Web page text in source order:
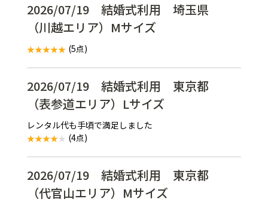
2026/07/19 結婚式利用 埼玉県
（川越エリア）Mサイズ
(5点)
2026/07/19 結婚式利用 東京都
（表参道エリア）Lサイズ
レンタル代も手頃で満足しました
(4点)
2026/07/19 結婚式利用 東京都
（代官山エリア）Mサイズ